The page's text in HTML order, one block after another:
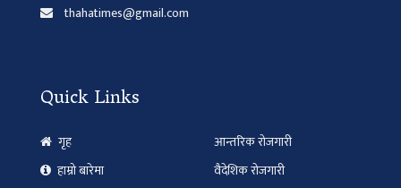
thahatimes@gmail.com
Quick Links
गृह
हाम्रो बारेमा
आन्तरिक रोजगारी
वैदेशिक रोजगारी